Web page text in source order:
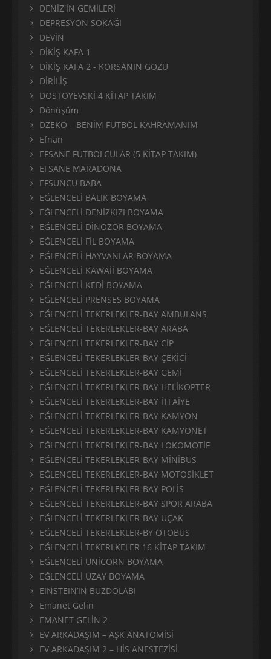
DENİZ'İN GEMİLERİ
DEPRESYON SOKAĞI
DEVİN
DİKİŞ KAFA 1
DİKİŞ KAFA 2 - KORSANIN GÖZÜ
DİRİLİŞ
DOSTOYEVSKİ 4 KİTAP TAKIM
Dönüşüm
DZEKO – BENİM FUTBOL KAHRAMANIM
Efnan
EFSANE FUTBOLCULAR (5 KİTAP TAKIM)
EFSANE MARADONA
EFSUNCU BABA
EĞLENCELİ BALIK BOYAMA
EĞLENCELİ DENİZKIZI BOYAMA
EĞLENCELİ DİNOZOR BOYAMA
EĞLENCELİ FİL BOYAMA
EĞLENCELİ HAYVANLAR BOYAMA
EĞLENCELİ KAWAİİ BOYAMA
EĞLENCELİ KEDİ BOYAMA
EĞLENCELİ PRENSES BOYAMA
EĞLENCELİ TEKERLEKLER-BAY AMBULANS
EĞLENCELİ TEKERLEKLER-BAY ARABA
EĞLENCELİ TEKERLEKLER-BAY CİP
EĞLENCELİ TEKERLEKLER-BAY ÇEKİCİ
EĞLENCELİ TEKERLEKLER-BAY GEMİ
EĞLENCELİ TEKERLEKLER-BAY HELİKOPTER
EĞLENCELİ TEKERLEKLER-BAY İTFAİYE
EĞLENCELİ TEKERLEKLER-BAY KAMYON
EĞLENCELİ TEKERLEKLER-BAY KAMYONET
EĞLENCELİ TEKERLEKLER-BAY LOKOMOTİF
EĞLENCELİ TEKERLEKLER-BAY MİNİBÜS
EĞLENCELİ TEKERLEKLER-BAY MOTOSİKLET
EĞLENCELİ TEKERLEKLER-BAY POLİS
EĞLENCELİ TEKERLEKLER-BAY SPOR ARABA
EĞLENCELİ TEKERLEKLER-BAY UÇAK
EĞLENCELİ TEKERLEKLER-BY OTOBÜS
EĞLENCELİ TEKERLKELER 16 KİTAP TAKIM
EĞLENCELİ UNİCORN BOYAMA
EĞLENCELİ UZAY BOYAMA
EINSTEIN’IN BUZDOLABI
Emanet Gelin
EMANET GELİN 2
EV ARKADAŞIM – AŞK ANATOMİSİ
EV ARKADAŞIM 2 – HİS ANESTEZİSİ